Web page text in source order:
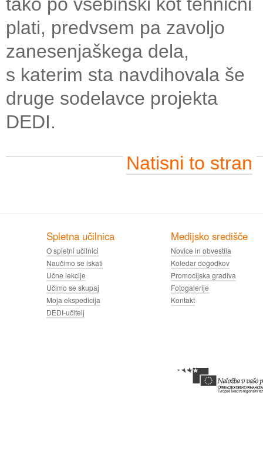
plati, predvsem pa zavoljo
zanesenjaškega dela,
s katerim sta navdihovala še
druge sodelavce projekta
DEDI.
Natisni to stran
Spletna učilnica
O spletni učilnici
Naučimo se iskati
Učne lekcije
Učimo se skupaj
Moja ekspedicija
DEDI-učitelj
Medijsko središče
Novice in obvestila
Koledar dogodkov
Promocijska gradiva
Fotogalerije
Kontakt